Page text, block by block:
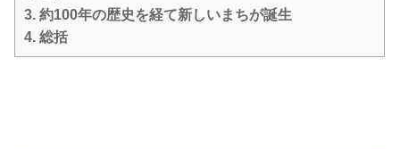
3. 約100年の歴史を経て新しいまちが誕生
4. 総括